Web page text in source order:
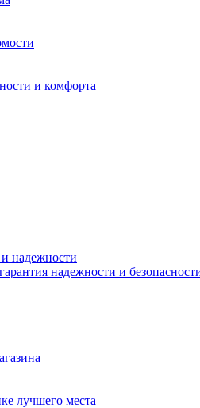
и комфорта
и надежности
надежности и
лучшего места